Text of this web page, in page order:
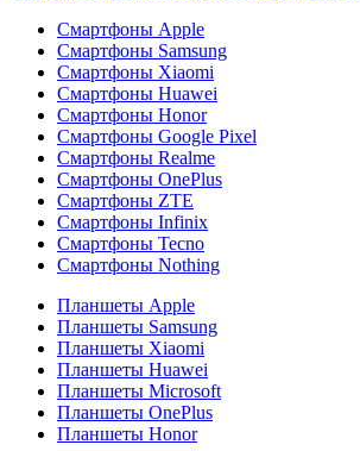
Смартфоны Apple
Смартфоны Samsung
Смартфоны Xiaomi
Смартфоны Huawei
Смартфоны Honor
Смартфоны Google Pixel
Смартфоны Realme
Смартфоны OnePlus
Смартфоны ZTE
Смартфоны Infinix
Смартфоны Tecno
Смартфоны Nothing
Планшеты Apple
Планшеты Samsung
Планшеты Xiaomi
Планшеты Huawei
Планшеты Microsoft
Планшеты OnePlus
Планшеты Honor